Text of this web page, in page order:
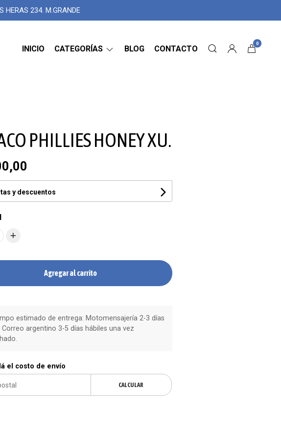
234. M.GRANDE
INICIO CATEGORÍAS BLOG CONTACTO
0
PHILLIES HONEY XU.
y descuentos
Agregar al carrito
estimado de entrega: Motomensajería 2-3 días
Correo argentino 3-5 días hábiles una vez
el costo de envío
CALCULAR